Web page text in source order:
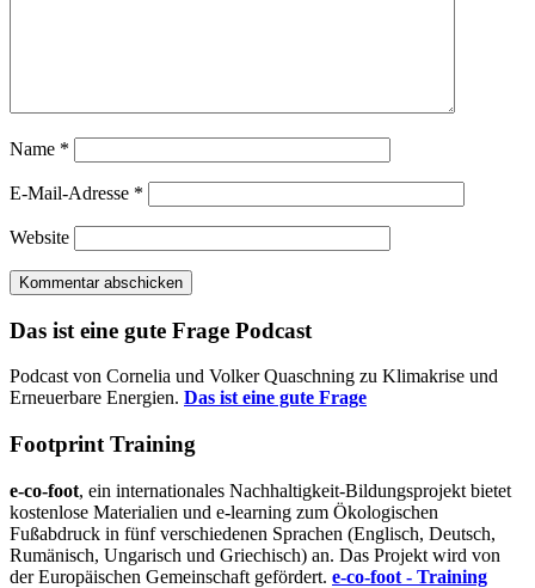
Name *
E-Mail-Adresse *
Website
Das ist eine gute Frage Podcast
Podcast von Cornelia und Volker Quaschning zu Klimakrise und
Erneuerbare Energien. Das ist eine gute Frage
Footprint Training
e-co-foot, ein internationales Nachhaltigkeit-Bildungsprojekt bietet
kostenlose Materialien und e-learning zum Ökologischen
Fußabdruck in fünf verschiedenen Sprachen (Englisch, Deutsch,
Rumänisch, Ungarisch und Griechisch) an. Das Projekt wird von
der Europäischen Gemeinschaft gefördert. e-co-foot - Training